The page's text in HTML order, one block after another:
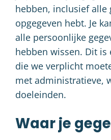
hebben, inclusief alle
opgegeven hebt. Je
alle persoonlijke
hebben wissen. Dit is
die we verplicht
met administratieve,
doeleinden.
Waar je